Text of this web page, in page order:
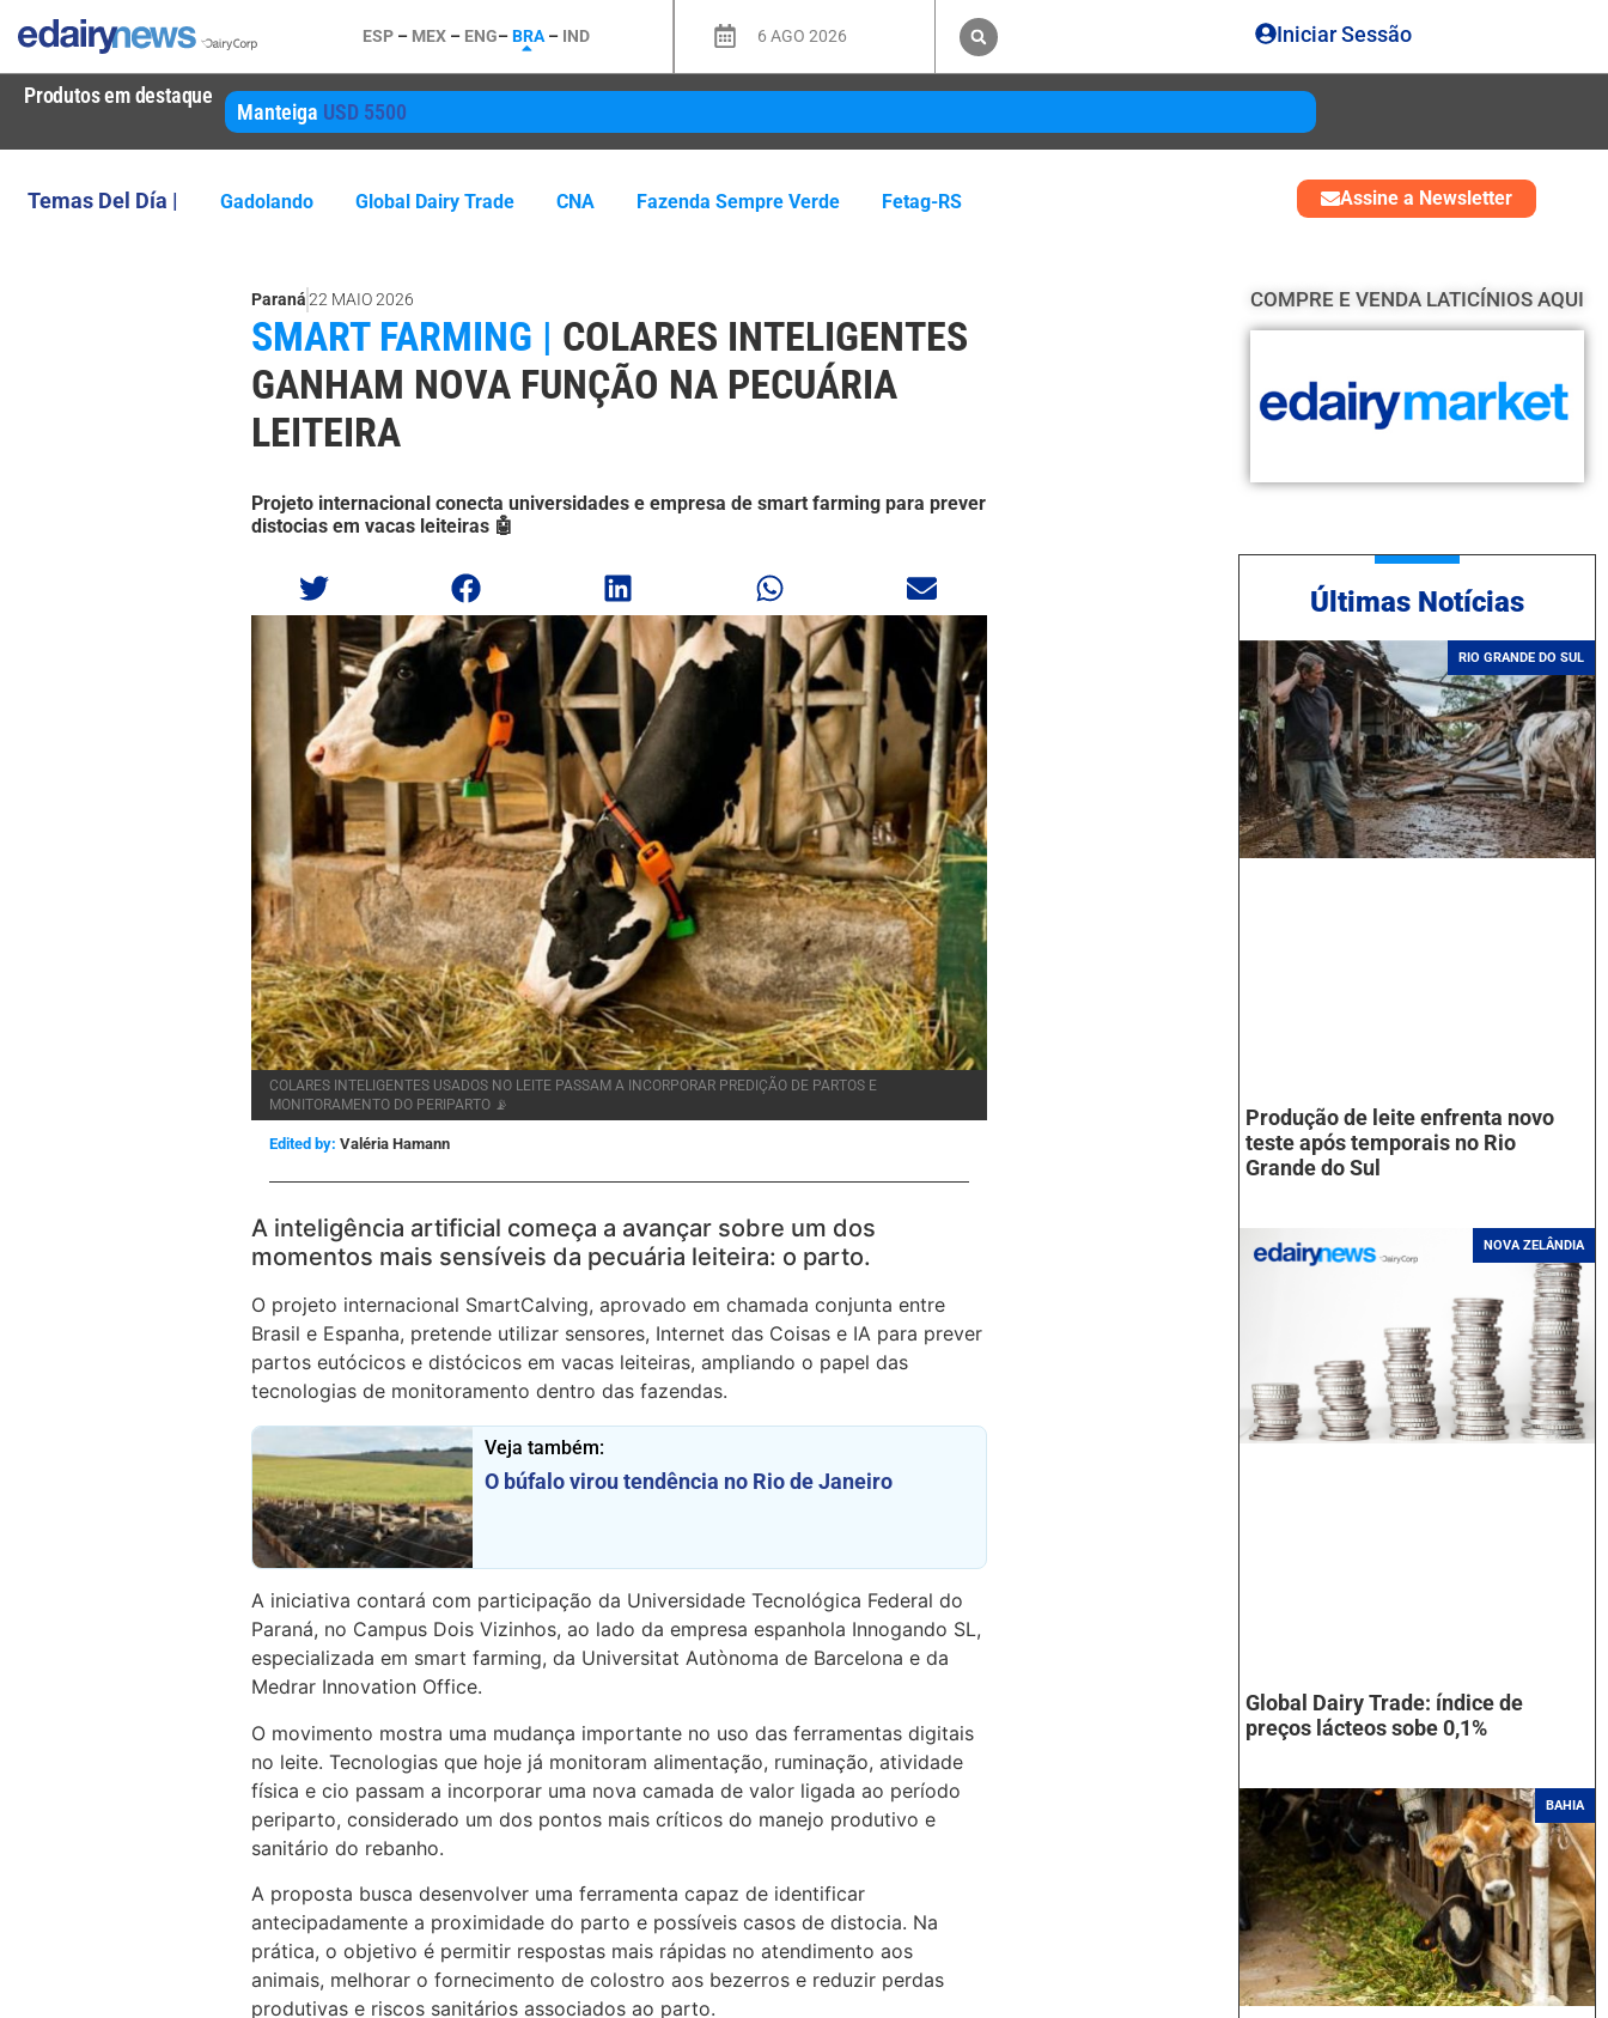
ESP – MEX – ENG–BRA – IND 6 AGO 2026 Iniciar Sessão
Produtos em destaque
Manteiga USD 5500
Temas Del Día | Gadolando Global Dairy Trade CNA Fazenda Sempre Verde Fetag-RS Assine a Newsletter
Paraná22 MAIO 2026
SMART FARMING | COLARES INTELIGENTES
GANHAM NOVA FUNÇÃO NA PECUÁRIA
LEITEIRA
Projeto internacional conecta universidades e empresa de smart farming para prever
distocias em vacas leiteiras 🤖
COLARES INTELIGENTES USADOS NO LEITE PASSAM A INCORPORAR PREDIÇÃO DE PARTOS E
MONITORAMENTO DO PERIPARTO 📡
Edited by: Valéria Hamann
A inteligência artificial começa a avançar sobre um dos
momentos mais sensíveis da pecuária leiteira: o parto.
O projeto internacional SmartCalving, aprovado em chamada conjunta entre
Brasil e Espanha, pretende utilizar sensores, Internet das Coisas e IA para prever
partos eutócicos e distócicos em vacas leiteiras, ampliando o papel das
tecnologias de monitoramento dentro das fazendas.
Veja também:
O búfalo virou tendência no Rio de Janeiro
A iniciativa contará com participação da Universidade Tecnológica Federal do
Paraná, no Campus Dois Vizinhos, ao lado da empresa espanhola Innogando SL,
especializada em smart farming, da Universitat Autònoma de Barcelona e da
Medrar Innovation Office.
O movimento mostra uma mudança importante no uso das ferramentas digitais
no leite. Tecnologias que hoje já monitoram alimentação, ruminação, atividade
física e cio passam a incorporar uma nova camada de valor ligada ao período
periparto, considerado um dos pontos mais críticos do manejo produtivo e
sanitário do rebanho.
A proposta busca desenvolver uma ferramenta capaz de identificar
antecipadamente a proximidade do parto e possíveis casos de distocia. Na
prática, o objetivo é permitir respostas mais rápidas no atendimento aos
animais, melhorar o fornecimento de colostro aos bezerros e reduzir perdas
produtivas e riscos sanitários associados ao parto.
COMPRE E VENDA LATICÍNIOS AQUI
Ú ltimas Notícias
RIO GRANDE DO SUL
Produção de leite enfrenta novo
teste após temporais no Rio
Grande do Sul
NOVA ZELÂNDIA
Global Dairy Trade: índice de
preços lácteos sobe 0,1%
BAHIA